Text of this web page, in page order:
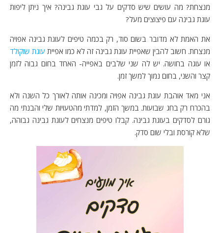
מנצחת? מה עושים שיש סדקים על גבי עוגת גבינה? איך ניתן ליפות
עוגת גבינה עם פיצוצים מעל?
את האמת לא מדובר בשום סוד, רק בכמה טיפים לעוגת גבינה אפויה
מנצחת. חשוב להבין שאפיית עוגת גבינה זה לא כמו אפיית עוגת שוקולד
או עוגה בחושה. יש לה שני שלבים באפייה- האחד בחום גבוה לזמן
קצר והשני, בחום נמוך למשך זמן.
אני מאד אוהבת עוגת גבינה אפויה ומכינה אותה לאורך כל השנה ולא
בהכרח רק בחג שבועות. במשך הזמן, למדתי מהטעויות שלי והבנתי מה
גורם לסדקים בעוגת גבינה. קבלו טיפים מנצחים לעוגת גבינה גבוהה,
שלא קורסת ובלי שום סדק.